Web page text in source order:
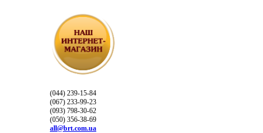
(044) 239-15-84
(067) 233-99-23
(093) 798-30-62
(050) 356-38-69
all@brt.com.ua